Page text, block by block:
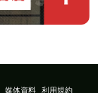
媒体資料 利用規約